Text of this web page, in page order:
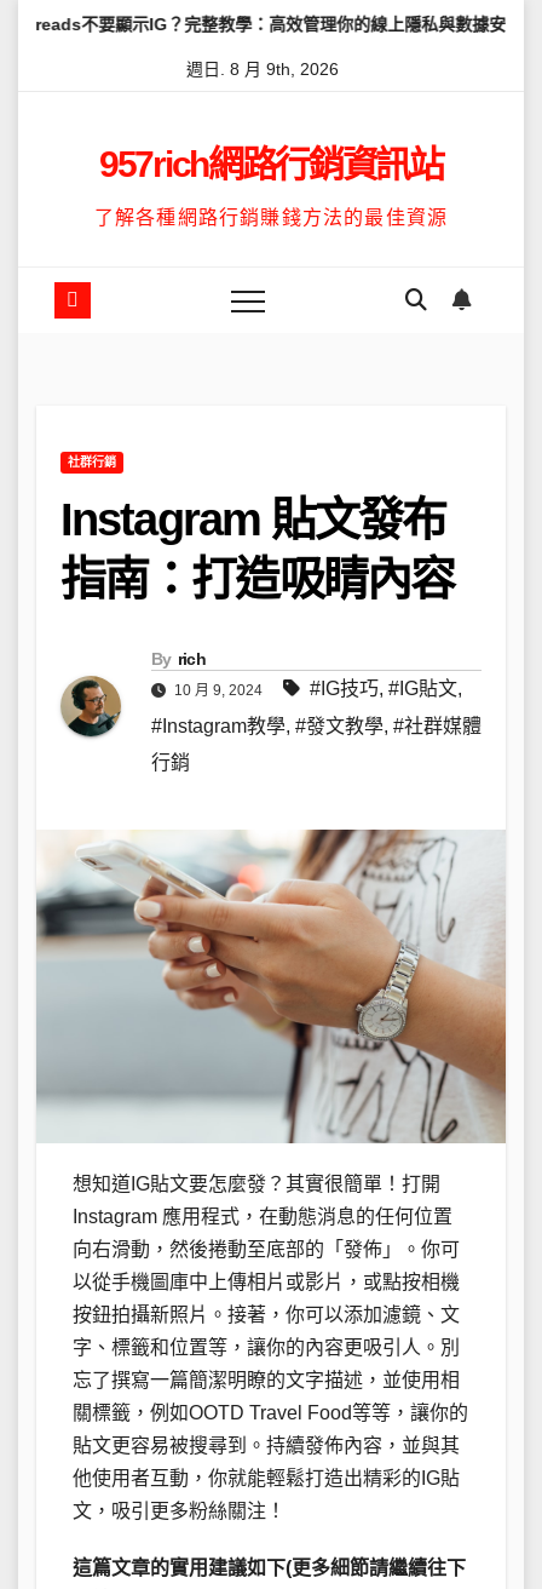
顯示IG？完整教學：高效管理你的線上隱私與數據安全 怎麼
週日. 8 月 9th, 2026
957rich網路行銷資訊站
了解各種網路行銷賺錢方法的最佳資源
社群行銷
Instagram 貼文發布
指南：打造吸睛內容
By rich
10 月 9, 2024 #IG技巧, #IG貼文,
#Instagram教學, #發文教學, #社群媒體
行銷
想知道IG貼文要怎麼發？其實很簡單！打開
Instagram 應用程式，在動態消息的任何位置
向右滑動，然後捲動至底部的「發佈」。你可
以從手機圖庫中上傳相片或影片，或點按相機
按鈕拍攝新照片。接著，你可以添加濾鏡、文
字、標籤和位置等，讓你的內容更吸引人。別
忘了撰寫一篇簡潔明瞭的文字描述，並使用相
關標籤，例如OOTD Travel Food等等，讓你的
貼文更容易被搜尋到。持續發佈內容，並與其
他使用者互動，你就能輕鬆打造出精彩的IG貼
文，吸引更多粉絲關注！
這篇文章的實用建議如下(更多細節請繼續往下